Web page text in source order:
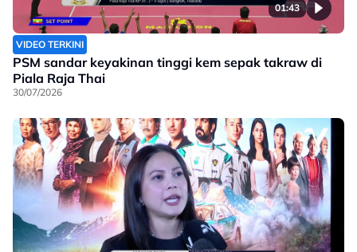
01:43
VIDEO TERKINI
PSM sandar keyakinan tinggi kem sepak takraw di
Piala Raja Thai
30/07/2026